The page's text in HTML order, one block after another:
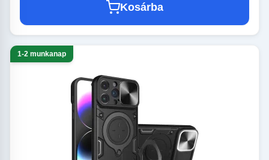
Kosárba
1-2 munkanap